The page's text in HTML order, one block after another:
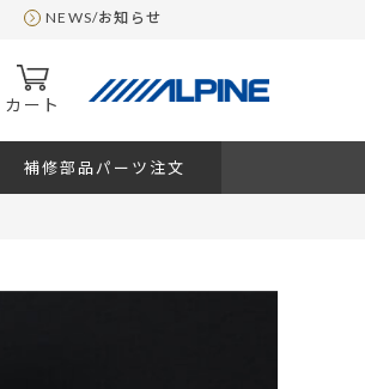
NEWS/お知らせ
カート
補修部品パーツ注文